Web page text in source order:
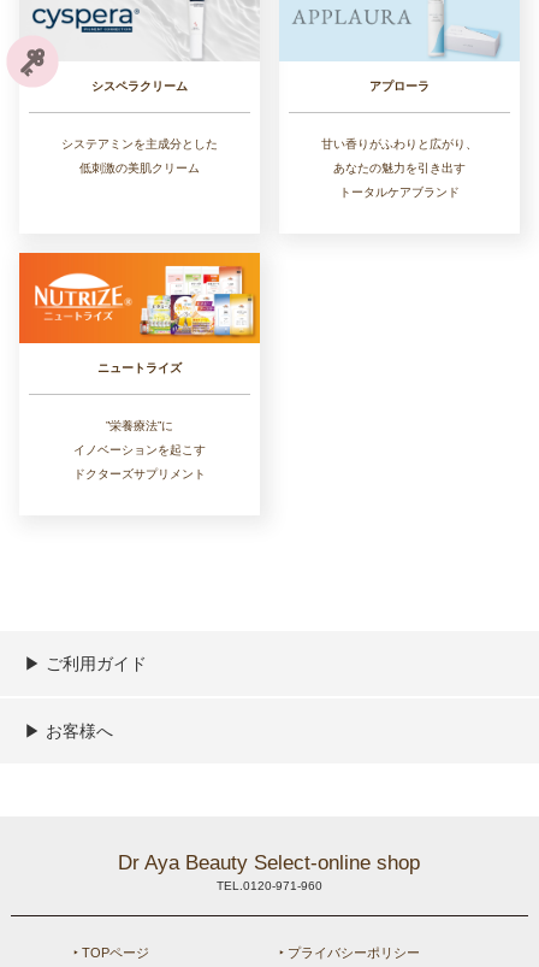
シスペラクリーム
システアミンを主成分とした
低刺激の美肌クリーム
アプローラ
甘い香りがふわりと広がり、
あなたの魅力を引き出す
トータルケアブランド
ニュートライズ
”栄養療法”に
イノベーションを起こす
ドクターズサプリメント
▶︎ ご利用ガイド
ご利用ガイド
決済／配送／送料について
取り扱い商品一覧
顧客情報の取扱について
特定商取引法の表記
▶︎ お客様へ
Dr Aya Beauty Select-online shop
TEL.0120-971-960
‣ TOPページ ‣ プライバシーポリシー